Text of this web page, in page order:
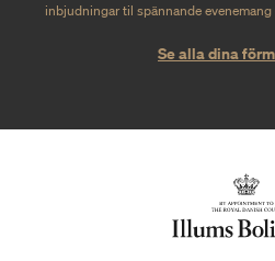
inbjudningar til spännande
Se alla dina